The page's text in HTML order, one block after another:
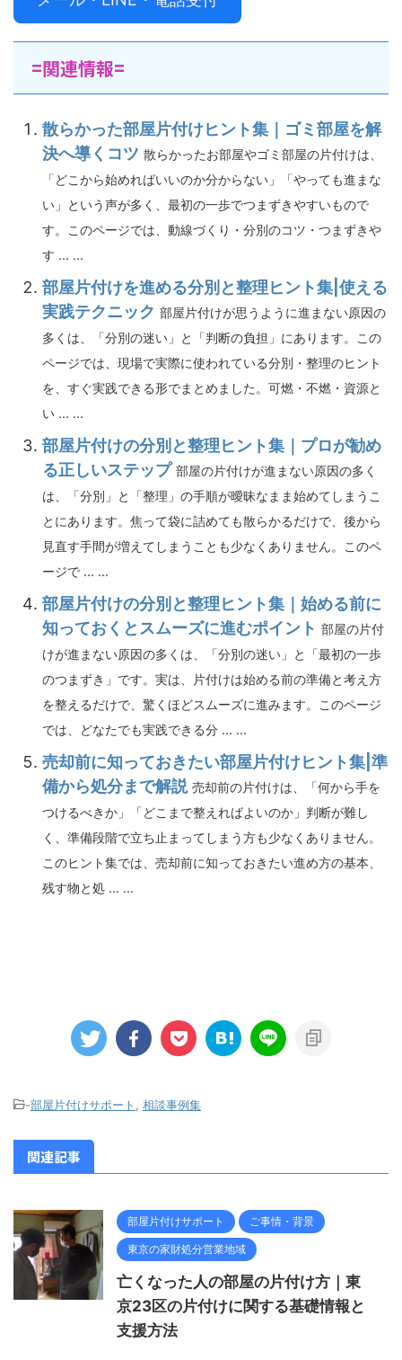
=関連情報=
散らかった部屋片付けヒント集｜ゴミ部屋を解
決へ導くコツ 散らかったお部屋やゴミ部屋の片付けは、
「どこから始めればいいのか分からない」「やっても進まな
い」という声が多く、最初の一歩でつまずきやすいもので
す。このページでは、動線づくり・分別のコツ・つまずきや
す ... ...
部屋片付けを進める分別と整理ヒント集|使える
実践テクニック 部屋片付けが思うように進まない原因の
多くは、「分別の迷い」と「判断の負担」にあります。この
ページでは、現場で実際に使われている分別・整理のヒント
を、すぐ実践できる形でまとめました。可燃・不燃・資源と
い ... ...
部屋片付けの分別と整理ヒント集｜プロが勧め
る正しいステップ 部屋の片付けが進まない原因の多く
は、「分別」と「整理」の手順が曖昧なまま始めてしまうこ
とにあります。焦って袋に詰めても散らかるだけで、後から
見直す手間が増えてしまうことも少なくありません。このペ
ージで ... ...
部屋片付けの分別と整理ヒント集｜始める前に
知っておくとスムーズに進むポイント 部屋の片付
けが進まない原因の多くは、「分別の迷い」と「最初の一歩
のつまずき」です。実は、片付けは始める前の準備と考え方
を整えるだけで、驚くほどスムーズに進みます。このページ
では、どなたでも実践できる分 ... ...
売却前に知っておきたい部屋片付けヒント集|準
備から処分まで解説 売却前の片付けは、「何から手を
つけるべきか」「どこまで整えればよいのか」判断が難し
く、準備段階で立ち止まってしまう方も少なくありません。
このヒント集では、売却前に知っておきたい進め方の基本、
残す物と処 ... ...
-部屋片付けサポート 相談事例集
関連記事
部屋片付けサポート ご事情・背景
東京の家財処分営業地域
亡くなった人の部屋の片付け方｜東
京23区の片付けに関する基礎情報と
支援方法